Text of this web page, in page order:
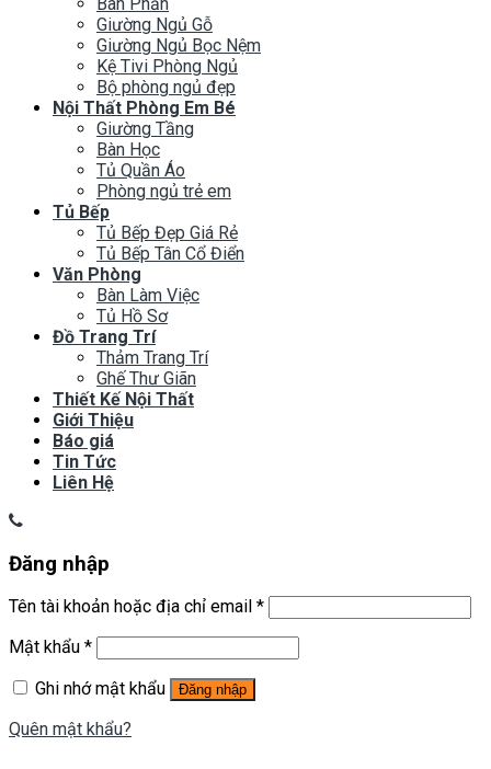
Giường Ngủ Gỗ
Giường Ngủ Bọc Nệm
Kệ Tivi Phòng Ngủ
Bộ phòng ngủ đẹp
Nội Thất Phòng Em Bé
Giường Tầng
Bàn Học
Tủ Quần Áo
Phòng ngủ trẻ em
Tủ Bếp
Tủ Bếp Đẹp Giá Rẻ
Tủ Bếp Tân Cổ Điển
Văn Phòng
Bàn Làm Việc
Tủ Hồ Sơ
Đồ Trang Trí
Thảm Trang Trí
Ghế Thư Giãn
Thiết Kế Nội Thất
Giới Thiệu
Báo giá
Tin Tức
Liên Hệ
Đăng nhập
Tên tài khoản hoặc địa chỉ email *
Mật khẩu *
Ghi nhớ mật khẩu
Đăng nhập
Quên mật khẩu?